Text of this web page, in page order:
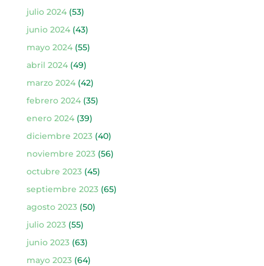
julio 2024(53)
junio 2024(43)
mayo 2024(55)
abril 2024(49)
marzo 2024(42)
febrero 2024(35)
enero 2024(39)
diciembre 2023(40)
noviembre 2023(56)
octubre 2023(45)
septiembre 2023(65)
agosto 2023(50)
julio 2023(55)
junio 2023(63)
mayo 2023(64)